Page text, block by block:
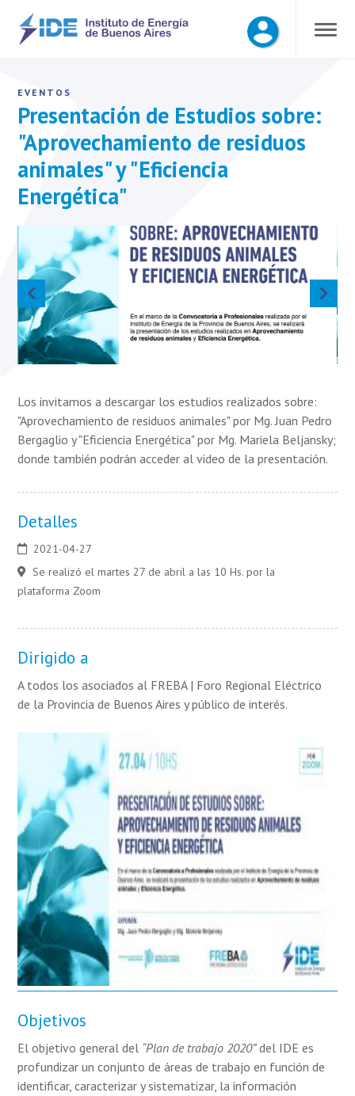
EVENTOS
Presentación de Estudios sobre:
"Aprovechamiento de residuos
animales" y "Eficiencia
Energética"
Los invitamos a descargar los estudios realizados sobre:
"Aprovechamiento de residuos animales" por Mg. Juan Pedro
Bergaglio y "Eficiencia Energética" por Mg. Mariela Beljansky;
donde también podrán acceder al video de la presentación.
Detalles
2021-04-27
Se realizó el martes 27 de abril a las 10 Hs. por la
plataforma Zoom
Dirigido a
A todos los asociados al FREBA | Foro Regional Eléctrico
de la Provincia de Buenos Aires y público de interés.
Objetivos
El objetivo general del “Plan de trabajo 2020”del IDE es
profundizar un conjunto de áreas de trabajo en función de
identificar, caracterizar y sistematizar, la información